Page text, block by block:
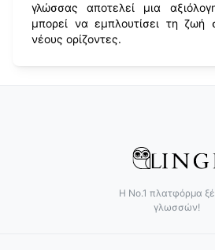
γλώσσας αποτελεί μια
μπορεί να εμπλουτίσει τη ζωή
νέους ορίζοντες.
Η Νο.1 πλατφόρμα
γλωσσών!